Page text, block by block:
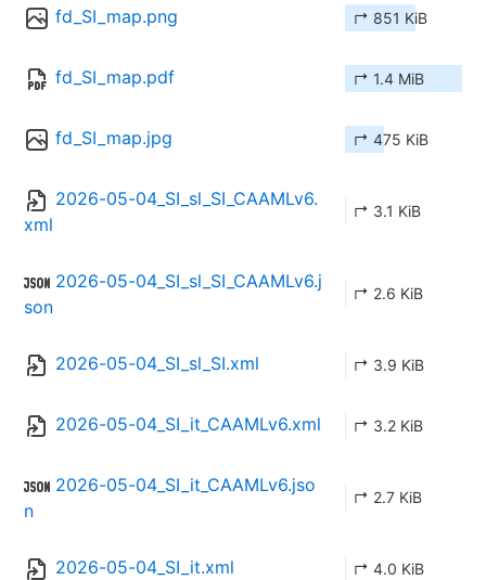
fd_SI_map.png ↱ 851 KiB
fd_SI_map.pdf ↱ 1.4 MiB
fd_SI_map.jpg ↱ 475 KiB
2026-05-04_SI_sl_SI_CAAMLv6.
xml
↱ 3.1 KiB
2026-05-04_SI_sl_SI_CAAMLv6.j
son
↱ 2.6 KiB
2026-05-04_SI_sl_SI.xml ↱ 3.9 KiB
2026-05-04_SI_it_CAAMLv6.xml ↱ 3.2 KiB
2026-05-04_SI_it_CAAMLv6.jso
n
↱ 2.7 KiB
2026-05-04_SI_it.xml ↱ 4.0 KiB